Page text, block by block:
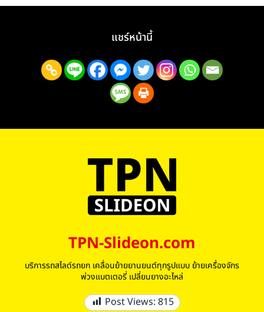
แชร์หน้านี้
TPN-Slideon.com
บริการรถสไลด์รถยก เคลื่อนย้ายยานยนต์ทุกรูปแบบ ย้ายเครื่องจักร
พ่วงแบตเตอรี่ เปลี่ยนยางอะไหล่
Post Views: 815